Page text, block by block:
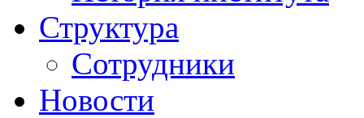
Структура
Сотрудники
Новости